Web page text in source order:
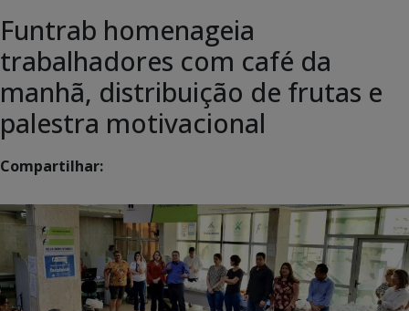
Funtrab homenageia
trabalhadores com café da
manhã, distribuição de frutas e
palestra motivacional
Compartilhar: